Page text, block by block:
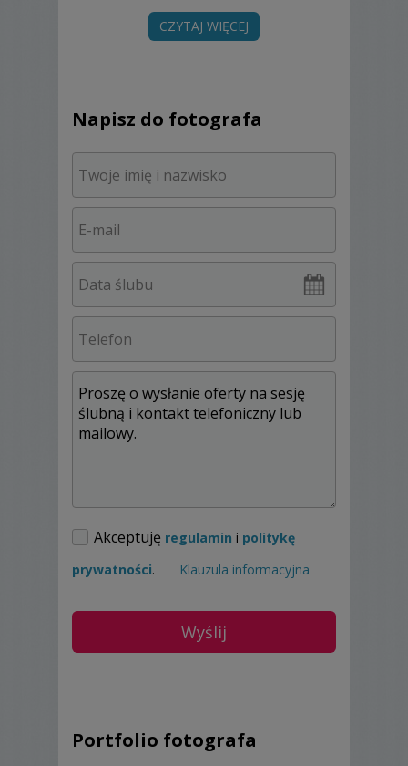
Oferuję kompleksową obsługę fotograficzną
rodziców, ceremonii ślubnej w kościele lub w
USC i do oczepin na weselu. Proponuje
wykonywanie sesji plenerowych po ślubie i
weselu. Stawiam na zdjęcia spontaniczne i
Wykonuję zdjęcia:
- plenerowe
- reportażowe
- studyjne (studio stacjonarne, znajduje się
w Elblągu istnieje możliwość przewożenia
oświetlenia)
Jeżeli szukasz bardziej artystycznego
CZYTAJ WIĘCEJ
Napisz do fotografa
Akceptuję regulamin i politykę
prywatności. Klauzula informacyjna
Portfolio fotografa